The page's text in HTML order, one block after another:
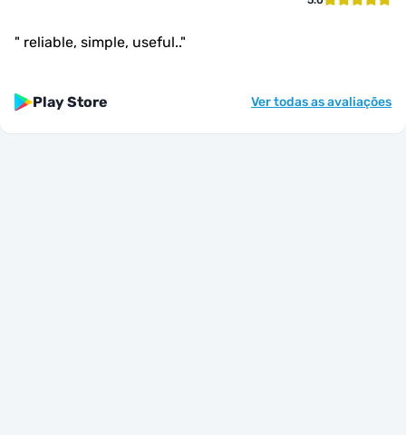
" reliable, simple, useful.."
Play Store Ver todas as avaliações